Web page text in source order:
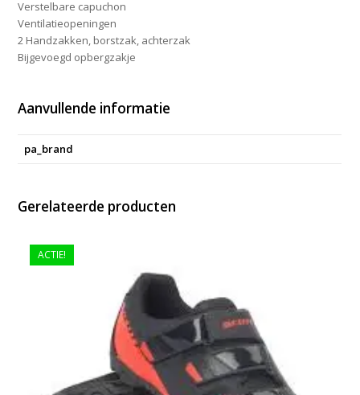
Verstelbare capuchon
Ventilatieopeningen
2 Handzakken, borstzak, achterzak
Bijgevoegd opbergzakje
Aanvullende informatie
pa_brand
Gerelateerde producten
ACTIE!